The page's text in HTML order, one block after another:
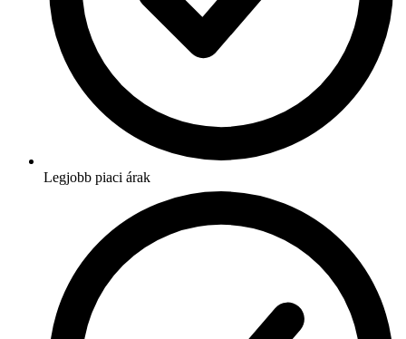
Legjobb piaci árak